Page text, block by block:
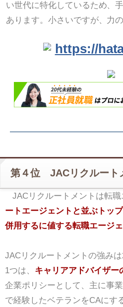
い世代に特化しているため、
あります。小さいですが、力
https://
第４位 JACリクルート
JACリクルートメントは転
ートエージェントと並ぶトップ
併用するに値する転職エージ
JACリクルートメントの強みは
1つは、 キャリアアドバイザー
企業ポリシーとして、主に事
で経験したベテランをCAにす